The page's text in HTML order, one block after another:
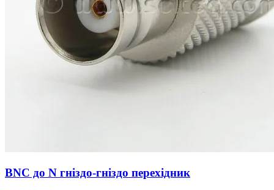
BNC до N гніздо-гніздо перехідник